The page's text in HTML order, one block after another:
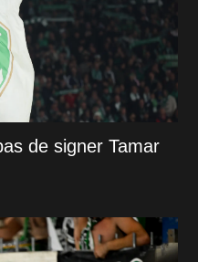
de signer Tamar